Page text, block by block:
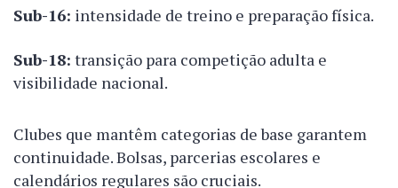
Sub-16: intensidade de treino e preparação física.
Sub-18: transição para competição adulta e
visibilidade nacional.
Clubes que mantêm categorias de base garantem
continuidade. Bolsas, parcerias escolares e
calendários regulares são cruciais.